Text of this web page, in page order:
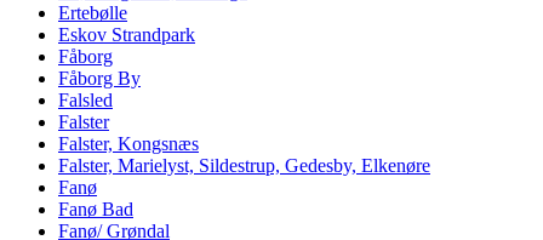
Ertebølle
Eskov Strandpark
Fåborg
Fåborg By
Falsled
Falster
Falster, Kongsnæs
Falster, Marielyst, Sildestrup, Gedesby, Elkenøre
Fanø
Fanø Bad
Fanø/ Grøndal